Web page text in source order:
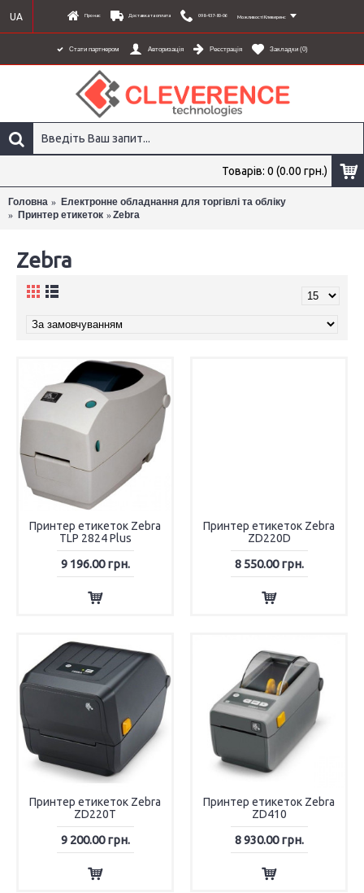
Про нас Доставка та оплата 098-437-80-06 Можливості Клеверенс
UA
Стати партнером Авторизація Реєстрація Закладки (0)
Товарів: 0 (0.00 грн.)
Головна
Електронне обладнання для торгівлі та обліку
Принтер етикеток
Zebra
Zebra
Принтер етикеток Zebra
TLP 2824 Plus
9 196.00 грн.
Принтер етикеток Zebra
ZD220D
8 550.00 грн.
Принтер етикеток Zebra
ZD220T
9 200.00 грн.
Принтер етикеток Zebra
ZD410
8 930.00 грн.